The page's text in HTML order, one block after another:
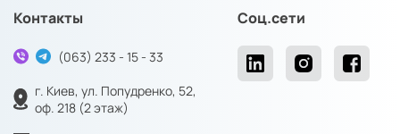
Контакты
(063) 233 - 15 - 33
г. Киев, ул. Попудренко, 52,
оф. 218 (2 этаж)
Соц.сети